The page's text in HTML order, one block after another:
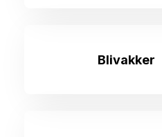
Blivakker